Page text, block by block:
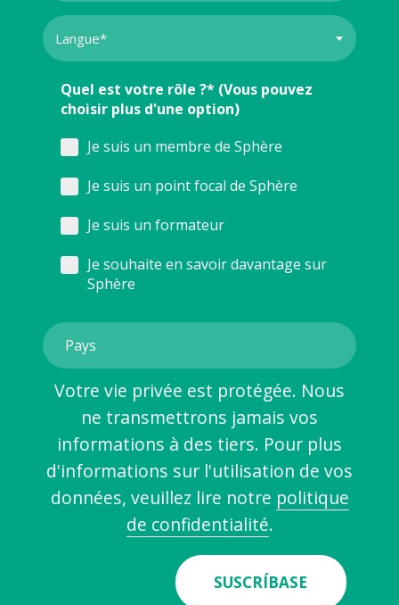
Quel est votre rôle ?* (Vous pouvez
choisir plus d'une option)
Je suis un membre de Sphère
Je suis un point focal de Sphère
Je suis un formateur
Je souhaite en savoir davantage sur
Sphère
Votre vie privée est protégée. Nous
ne transmettrons jamais vos
informations à des tiers. Pour plus
d'informations sur l'utilisation de vos
données, veuillez lire notre politique
de confidentialité.
SUSCRÍBASE